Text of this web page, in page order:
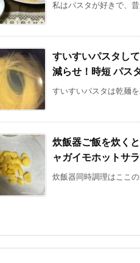
私はパスタが好きで、
すいすいパスタし
減らせ！時短 パス
すいすいパスタは乾麺
炊飯器ご飯を炊く
ャガイモホットサ
炊飯器同時調理はここ